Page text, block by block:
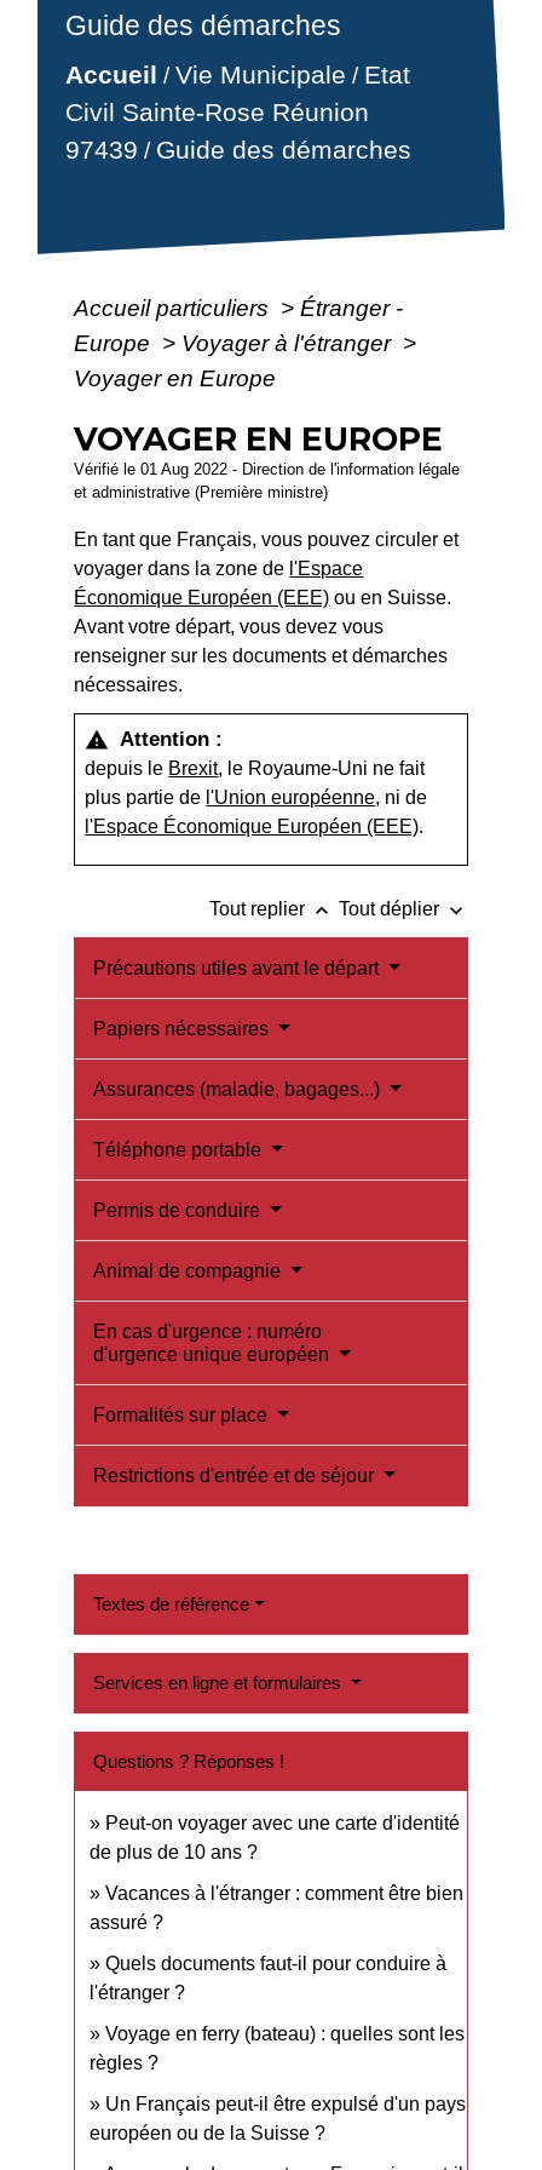
Guide des démarches
Accueil /Vie Municipale / Etat
Civil Sainte-Rose Réunion
97439 / Guide des démarches
Accueil particuliers > Étranger -
Europe > Voyager à l'étranger >
Voyager en Europe
VOYAGER EN EUROPE
Vérifié le 01 Aug 2022 - Direction de l'information légale
et administrative (Première ministre)
En tant que Français, vous pouvez circuler et
voyager dans la zone de l'Espace
Économique Européen (EEE) ou en Suisse.
Avant votre départ, vous devez vous
renseigner sur les documents et démarches
nécessaires.
warning Attention :
depuis le Brexit, le Royaume-Uni ne fait
plus partie de l'Union européenne, ni de
l'Espace Économique Européen (EEE).
Tout replier keyboard_arrow_up Tout déplier keyboard_arrow_down
Précautions utiles avant le départ
Papiers nécessaires
Assurances (maladie, bagages...)
Téléphone portable
Permis de conduire
Animal de compagnie
En cas d'urgence : numéro
d'urgence unique européen
Formalités sur place
Restrictions d'entrée et de séjour
Textes de référence
Services en ligne et formulaires
Questions ? Réponses !
Peut-on voyager avec une carte d'identité
de plus de 10 ans ?
Vacances à l'étranger : comment être bien
assuré ?
Quels documents faut-il pour conduire à
l'étranger ?
Voyage en ferry (bateau) : quelles sont les
règles ?
Un Français peut-il être expulsé d'un pays
européen ou de la Suisse ?